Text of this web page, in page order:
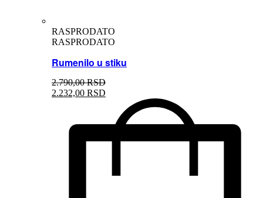
RASPRODATO
RASPRODATO
Rumenilo u stiku
2.790,00 RSD
2.232,00 RSD